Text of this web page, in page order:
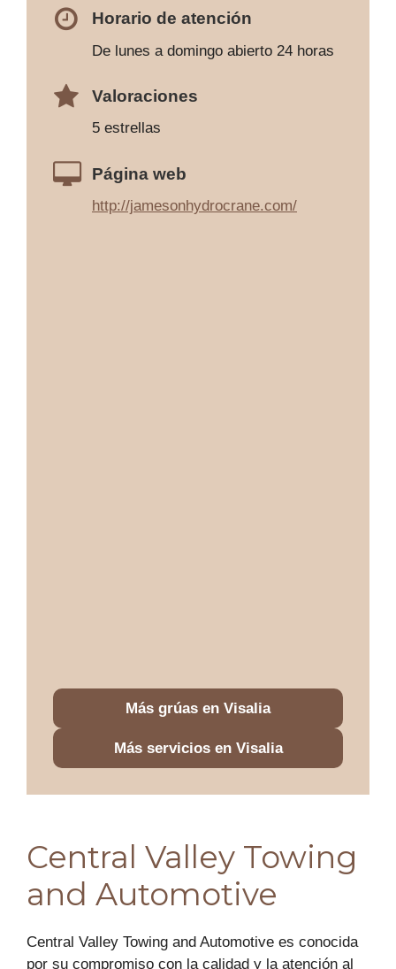
Horario de atención
De lunes a domingo abierto 24 horas
Valoraciones
5 estrellas
Página web
http://jamesonhydrocrane.com/
Más grúas en Visalia
Más servicios en Visalia
Central Valley Towing
and Automotive
Central Valley Towing and Automotive es conocida
por su compromiso con la calidad y la atención al